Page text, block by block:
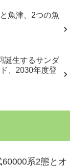
魚津、2つの魚
誕生するサンダ
、2030年度登
系2態とオ